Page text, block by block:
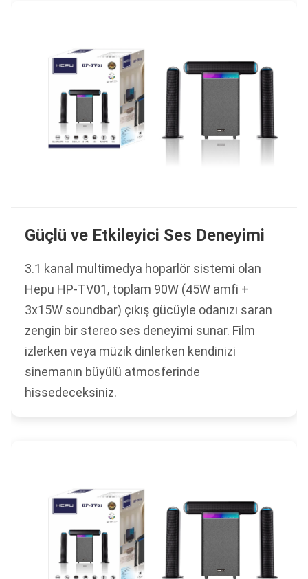
Güçlü ve Etkileyici Ses Deneyimi
3.1 kanal multimedya hoparlör sistemi olan
Hepu HP-TV01, toplam 90W (45W amfi +
3x15W soundbar) çıkış gücüyle odanızı saran
zengin bir stereo ses deneyimi sunar. Film
izlerken veya müzik dinlerken kendinizi
sinemanın büyülü atmosferinde
hissedeceksiniz.